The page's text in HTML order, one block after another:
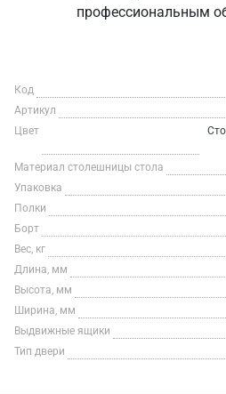
профессиональным
Код
Артикул
Цвет
Материал столешницы стола
Упаковка
Полки
Борт
Вес, кг
Длина, мм
Высота, мм
Ширина, мм
Выдвижные ящики
Тип двери